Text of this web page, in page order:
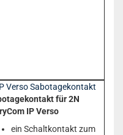
für 2N
IP Verso
ein Schaltkontakt zum